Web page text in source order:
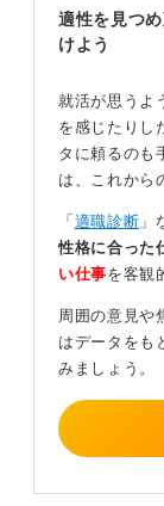
打診はメー
問は事前に準
ただし、OB
ポイントがあ
寧で簡潔なメ
間でもお話
を尊重する姿
容にすること
す。
接などでしっ
でも、積極的
適性を見つ
けよう
就活が思うよ
を感じたりし
タに頼るのも
は、これから
「 適職診断 」
性格に合った
い仕事を客観
周囲の意見や
はデータをも
みましょう。